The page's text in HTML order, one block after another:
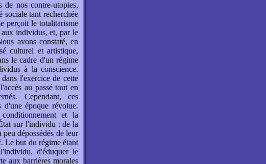
nos contre-utopies,
sociale tant recherchée
perçoit le totalitarisme
individus, et, par le
avons constaté, en
culturel et artistique,
le cadre d'un régime
à la conscience.
l'exercice de cette
au passé tout en
Cependant, ces
d'une époque révolue.
et la
sur l'individu : de la
dépossédés de leur
Le but du régime étant
d'éduquer le
aux barrières morales